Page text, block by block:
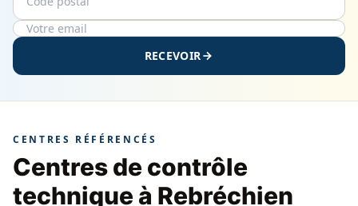
RECEVOIR
CENTRES RÉFÉRENCÉS
Centres de contrôle
technique à Rebréchien